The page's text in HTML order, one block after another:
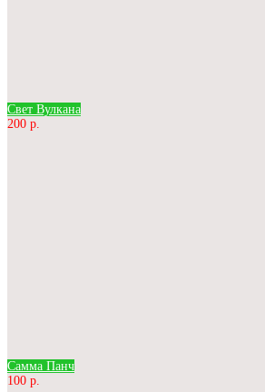
Свет Вулкана
200 р.
Самма Панч
100 р.